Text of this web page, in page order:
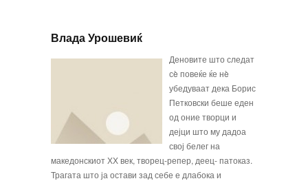
Влада Урошевиќ
Деновите што следат
сè повеќе ќе нè
убедува­ат дека Борис
Петковски беше еден
од оние творци и
дејци што му дадоа
свој белег на
македонскиот ХХ век, творец-репер, деец- патоказ.
Трагата што ја остави зад себе е длабока и